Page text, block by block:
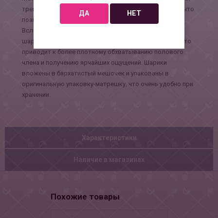
тренировки и поддержания тонуса мышц влагалища, что
позволяет сокращать её по собственному желанию.
Вследствие, регулярного применения массажных
шариков происходит сокращение мышц влагалища, что
приводит к более плотному обхватыванию полового
члена и получению ярчайших ощущений. Шарики
вложены в бархатистый мешочек и упакованы в
оригинальную упаковку-матрешку, что очень удобно при
хранении.
Характеристики
Наличие в магазинах
Похожие товары
ДА НЕТ